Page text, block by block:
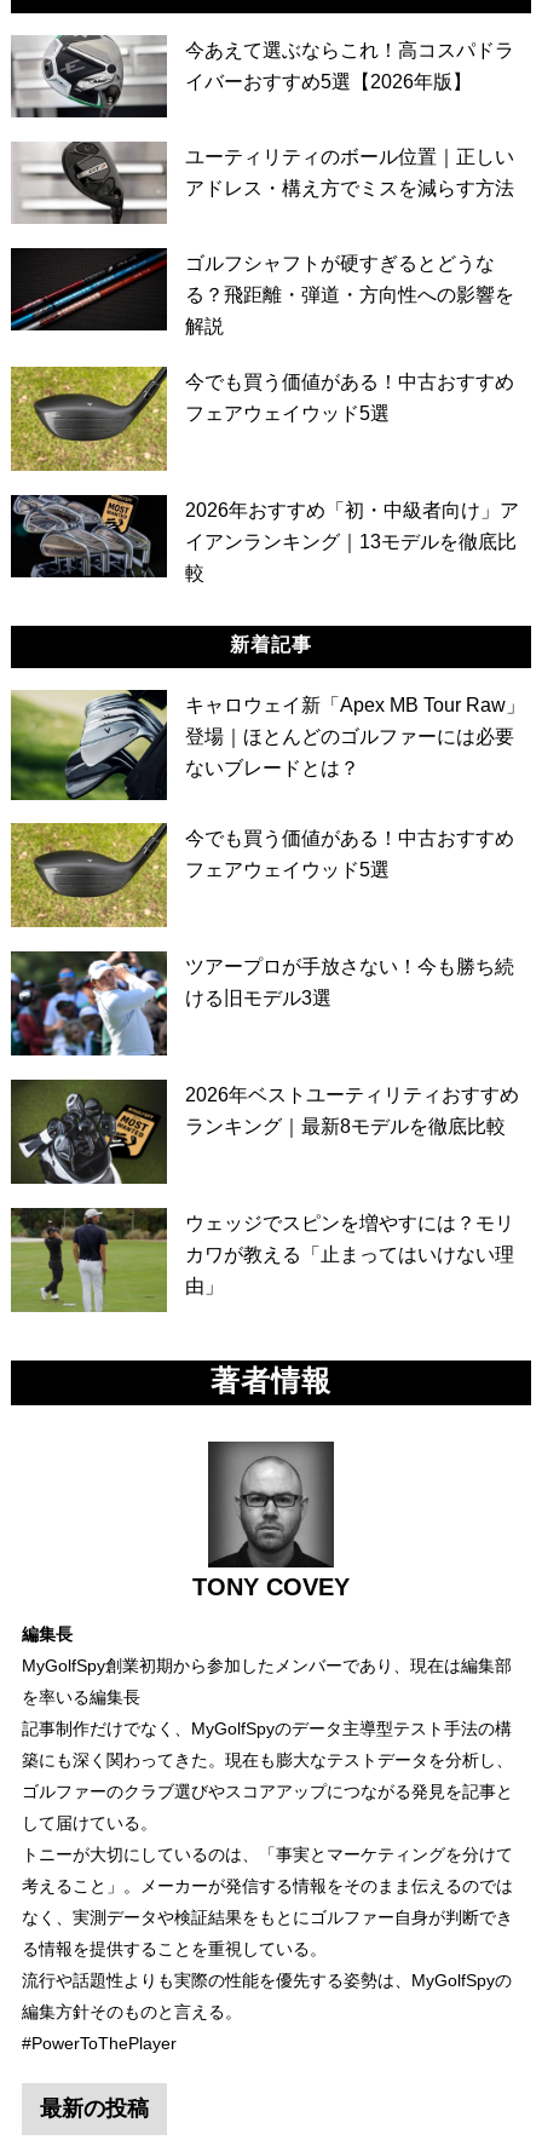
今あえて選ぶならこれ！高コスパドラ
イバーおすすめ5選【2026年版】
ユーティリティのボール位置｜正しい
アドレス・構え方でミスを減らす方法
ゴルフシャフトが硬すぎるとどうな
る？飛距離・弾道・方向性への影響を
解説
今でも買う価値がある！中古おすすめ
フェアウェイウッド5選
2026年おすすめ「初・中級者向け」ア
イアンランキング｜13モデルを徹底比
較
新着記事
キャロウェイ新「Apex MB Tour Raw」
登場｜ほとんどのゴルファーには必要
ないブレードとは？
今でも買う価値がある！中古おすすめ
フェアウェイウッド5選
ツアープロが手放さない！今も勝ち続
ける旧モデル3選
2026年ベストユーティリティおすすめ
ランキング｜最新8モデルを徹底比較
ウェッジでスピンを増やすには？モリ
カワが教える「止まってはいけない理
由」
著者情報
TONY COVEY
編集長
MyGolfSpy創業初期から参加したメンバーであり、現在は編集部
を率いる編集長
記事制作だけでなく、MyGolfSpyのデータ主導型テスト手法の構
築にも深く関わってきた。現在も膨大なテストデータを分析し、
ゴルファーのクラブ選びやスコアアップにつながる発見を記事と
して届けている。
トニーが大切にしているのは、「事実とマーケティングを分けて
考えること」。メーカーが発信する情報をそのまま伝えるのでは
なく、実測データや検証結果をもとにゴルファー自身が判断でき
る情報を提供することを重視している。
流行や話題性よりも実際の性能を優先する姿勢は、MyGolfSpyの
編集方針そのものと言える。
#PowerToThePlayer
最新の投稿